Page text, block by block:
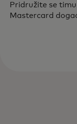
Pridružite se
Mastercard